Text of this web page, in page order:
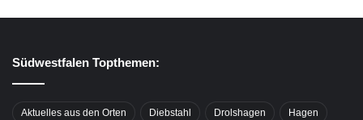
Südwestfalen Topthemen:
Aktuelles aus den Orten Diebstahl Drolshagen Hagen